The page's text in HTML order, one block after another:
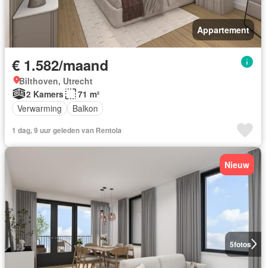
Appartement
€ 1.582/maand
Bilthoven, Utrecht
2 Kamers
71 m²
Verwarming
Balkon
1 dag, 9 uur geleden van Rentola
5fotos
Nieuw